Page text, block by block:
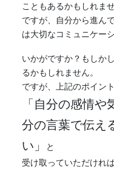
こともあるかもしれませ
ですが、自分から進ん
は大切なコミュニケー
いかがですか？もしか
るかもしれません。
ですが、上記のポイン
「自分の感情
分の言葉で伝え
い」
と
受け取っていただけれ